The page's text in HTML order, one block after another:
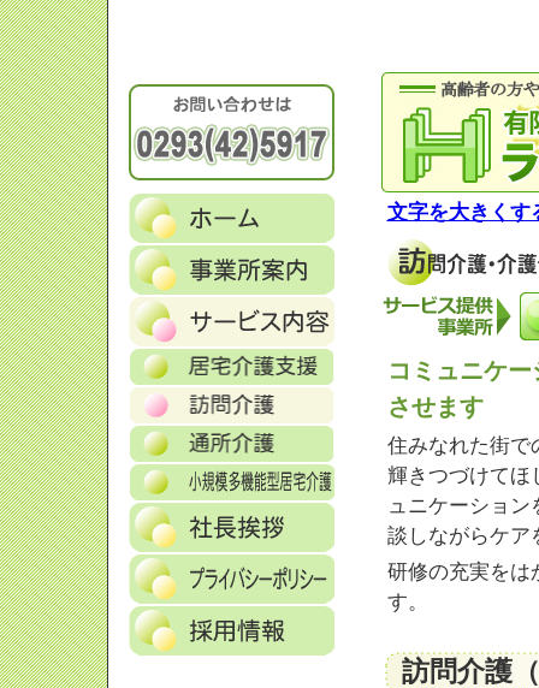
文字を大きくす
コミュニケ
させます
住みなれた街で
輝きつづけて
ュニケーショ
談しながらケア
研修の充実をは
す。
訪問介護